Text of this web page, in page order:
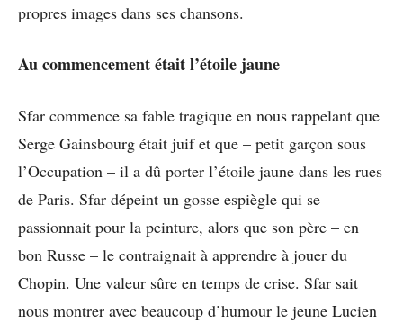
propres images dans ses chansons.
Au commencement était l’étoile jaune
Sfar commence sa fable tragique en nous rappelant que
Serge Gainsbourg était juif et que – petit garçon sous
l’Occupation – il a dû porter l’étoile jaune dans les rues
de Paris. Sfar dépeint un gosse espiègle qui se
passionnait pour la peinture, alors que son père – en
bon Russe – le contraignait à apprendre à jouer du
Chopin. Une valeur sûre en temps de crise. Sfar sait
nous montrer avec beaucoup d’humour le jeune Lucien